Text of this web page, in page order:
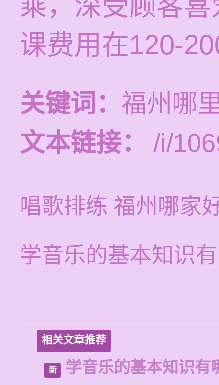
课费用在120-
关键词： 福州哪
文本链接：
/i/
唱歌排练 福州哪家
学音乐的基本知识
相关文章推荐
新 学音乐的基本知识有